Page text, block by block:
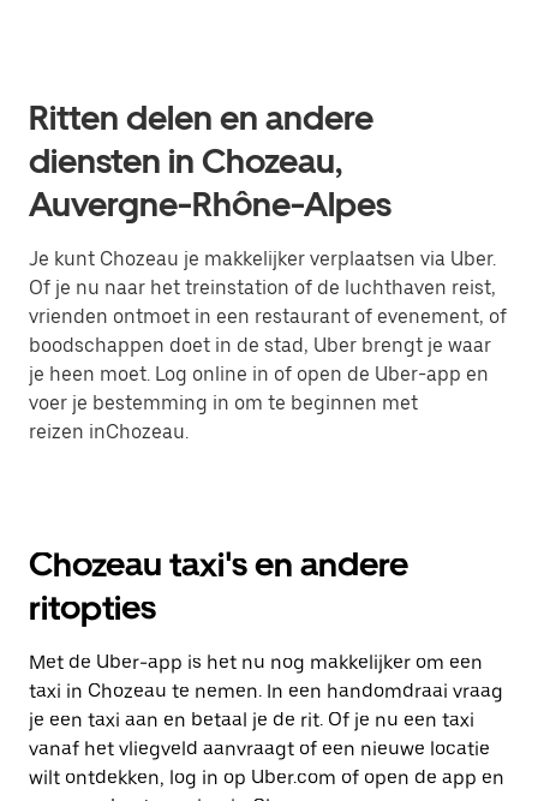
Ritten delen en andere
diensten in Chozeau,
Auvergne-Rhône-Alpes
Je kunt Chozeau je makkelijker verplaatsen via Uber.
Of je nu naar het treinstation of de luchthaven reist,
vrienden ontmoet in een restaurant of evenement, of
boodschappen doet in de stad, Uber brengt je waar
je heen moet. Log online in of open de Uber-app en
voer je bestemming in om te beginnen met
reizen inChozeau.
Chozeau taxi's en andere
ritopties
Met de Uber-app is het nu nog makkelijker om een
taxi in Chozeau te nemen. In een handomdraai vraag
je een taxi aan en betaal je de rit. Of je nu een taxi
vanaf het vliegveld aanvraagt of een nieuwe locatie
wilt ontdekken, log in op Uber.com of open de app en